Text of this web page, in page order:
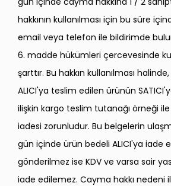
hakkının kullanılması için bu süre
email veya telefon ile bildirimde
6. madde hükümleri çercevesinde
şarttır. Bu hakkın kullanılması
ALICI'ya teslim edilen ürünün
ilişkin kargo teslim tutanağı örneği ile
iadesi zorunludur. Bu belgelerin
gün içinde ürün bedeli ALICI'ya iade
gönderilmez ise KDV ve varsa sair
iade edilemez. Cayma hakkı nedeni